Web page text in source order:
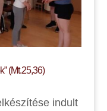
(Mt.25,36)
indult